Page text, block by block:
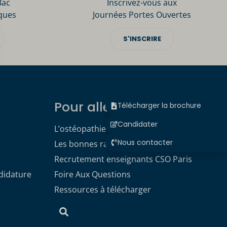
Télécharger la brochure
Candidater
Nous contacter
Inscrivez-vous aux
Journées Portes Ouvertes
S'INSCRIRE
Pour aller plus loin
L’ostéopathie
Les bonnes raisons de choisir le CSO
Recrutement enseignants CSO Paris
Foire Aux Questions
Ressources à télécharger